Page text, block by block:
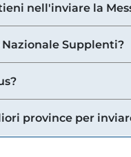
nell'inviare la
Nazionale Supplenti?
province per